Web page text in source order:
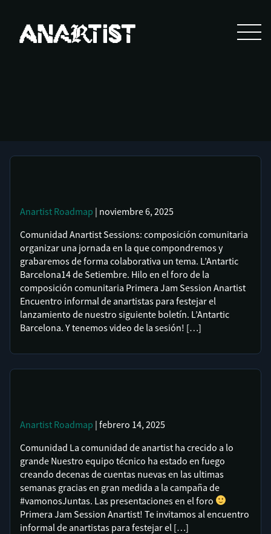
Anartist Roadmap | noviembre 6, 2025
Comunidad Anartist Sessions: composición comunitaria
organizar una jornada en la que compondremos y
grabaremos de forma colaborativa un tema. L’Antartic
Barcelona14 de Setiembre. Hilo en el foro de la
composición comunitaria Primera Jam Session Anartist
Encuentro informal de anartistas para festejar el
lanzamiento de nuestro siguiente boletín. L’Antartic
Barcelona. Y tenemos video de la sesión! […]
Anartist Roadmap | febrero 14, 2025
Comunidad La comunidad de anartist ha crecido a lo
grande Nuestro equipo técnico ha estado en fuego
creando decenas de cuentas nuevas en las ultimas
semanas gracias en gran medida a la campaña de
#vamonosJuntas. Las presentaciones en el foro
Primera Jam Session Anartist! Te invitamos al encuentro
informal de anartistas para festejar el […]